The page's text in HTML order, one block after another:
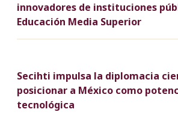
innovadores de instituciones
Educación Media Superior
Secihti impulsa la diplomacia
posicionar a México como
tecnológica